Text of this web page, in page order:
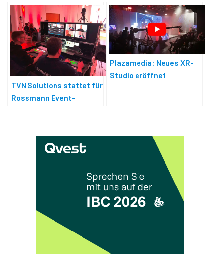
TVN Solutions stattet für
Rossmann Event-
Plazamedia: Neues XR-
Studio eröffnet